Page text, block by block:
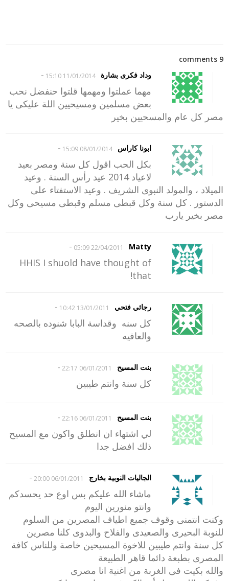
9 comments
وداد فكرى بشارة
11/01/2014 15:10
-
مهما عملتوا ومهمها قلتوا حنفضل نحب
بعض مسلمين ومسيحيين اللة عليكى يا
مصر كل عام والمسحيين بخير
ابونا كاراس 08/01/2014 15:09
-
بكل الحب اقول كل سنة ومصر بعيد
لاعياد 2014 عيد رأس السنة . وعيد
الميلاد ، والمولد النبوى الشريف . وعيد الاستفتاء على
الدستور . كل سنة وكل قبطى مسلم وقبطى مسيحى وكل
مصر بخير يارب
Matty
22/04/2011 05:09
-
HHIS I shuold have thought of
that!
رجائي فتحي 13/01/2011 10:42
-
كل سنه وقداسة البابا شنوده بالصحه
والعافيه
بنت المسيح 06/01/2011 22:17
-
كل سنة وانتم طيبين
بنت المسيح 06/01/2011 22:16
-
لي اشتهاء ان انطلق واكون مع المسيح
ذلك افضل جدا
الجاليات النوبية بخارج 06/01/2011 20:00
-
ماشاء الله عليكم بس اوع حد يحسدكم
وانتو منورين اليوم
وكنت انتمنى وقوف جميع اطياف المصرين من السلوم
للنوبة البحيرى والصعيدى والفلاح والبدوى كلنا مصرين
كل سنة وانتم طيبين للاخوة المسيحين خاصة وللناس كافة
المصرى بطبعة دائما قاهر الطبيعة
والله بكيت فى الغربة من اغنية انا مصرى